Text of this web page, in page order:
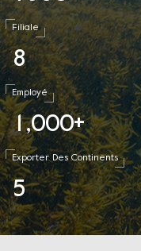
Filiale
8
Employé
1 ,000+
Exporter Des Continents
5